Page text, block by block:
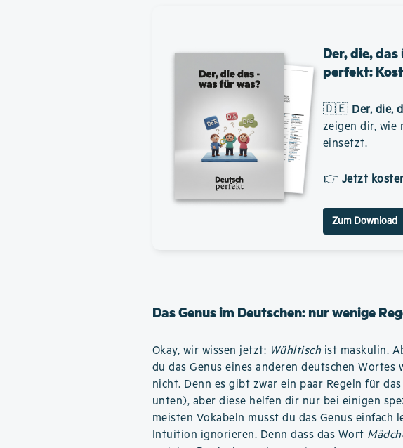
Der, die,
perfekt:
🇩🇪 Der, die,
zeigen dir, wie
einsetzt.
👉 Jetzt
Zum Download
Das Genus im Deutschen: nur wenige
Okay, wir wissen jetzt: Wühltisch ist maskulin.
du das Genus eines anderen deutschen Wortes
nicht. Denn es gibt zwar ein paar Regeln für
unten), aber diese helfen dir nur bei einigen
meisten Vokabeln musst du das Genus einfach
Intuition ignorieren. Denn dass das Wort